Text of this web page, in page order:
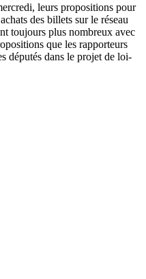
leurs propositions pour
des billets sur le réseau
toujours plus nombreux avec
que les rapporteurs
députés dans le projet de loi-